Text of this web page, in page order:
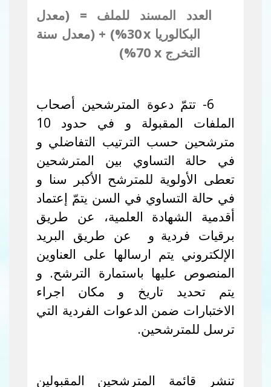
العدد المسند للملف = (معدل
البكالوريا x
30%) + (معدل سنة
التخرج x
6- تتمّ دعوة المترشحين أصحاب
الملفات المقبولة و في حدود 10
مترشحين حسب الترتيب التفاضلي و
في حالة التساوي بين المترشحين
تعطى الأولوية للمترشح الأكبر سنا و
في حالة التساوي في السن يتمّ إعتماد
أقدمية الشهادة العلمية، عن طريق
برقيات فردية و عن طريق البريد
الإلكتروني يتم ارسالها على العناوين
المنصوص عليها باستمارة الترشح. و
يتم تحديد تاريخ و مكان اجراء
الاختبارات ضمن الدعوات الفردية التي
ترسل للمترشحين.
تنشر قائمة المترشحين المقبولين